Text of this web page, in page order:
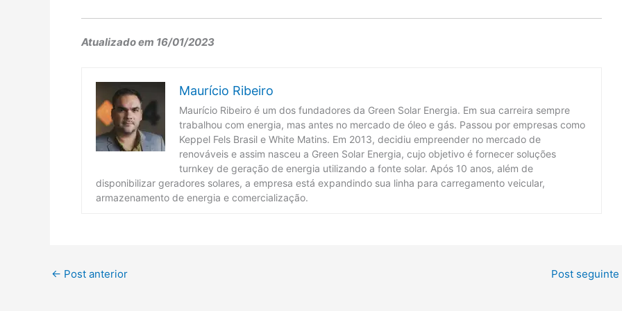
Atualizado em 16/01/2023
Maurício Ribeiro
Maurício Ribeiro é um dos fundadores da Green Solar Energia. Em sua carreira sempre
trabalhou com energia, mas antes no mercado de óleo e gás. Passou por empresas como
Keppel Fels Brasil e White Matins. Em 2013, decidiu empreender no mercado de
renováveis e assim nasceu a Green Solar Energia, cujo objetivo é fornecer soluções
turnkey de geração de energia utilizando a fonte solar. Após 10 anos, além de
disponibilizar geradores solares, a empresa está expandindo sua linha para carregamento veicular,
armazenamento de energia e comercialização.
← Post anterior Post seguinte